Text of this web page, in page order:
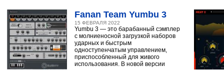
Fanan Team Yumbu 3
15 ФЕВРАЛЯ 2022
Yumbu 3 — это барабанный сэмплер
с молниеносной загрузкой наборов
ударных и быстрым
одноступенчатым управлением,
приспособленный для живого
использования. В новой версии